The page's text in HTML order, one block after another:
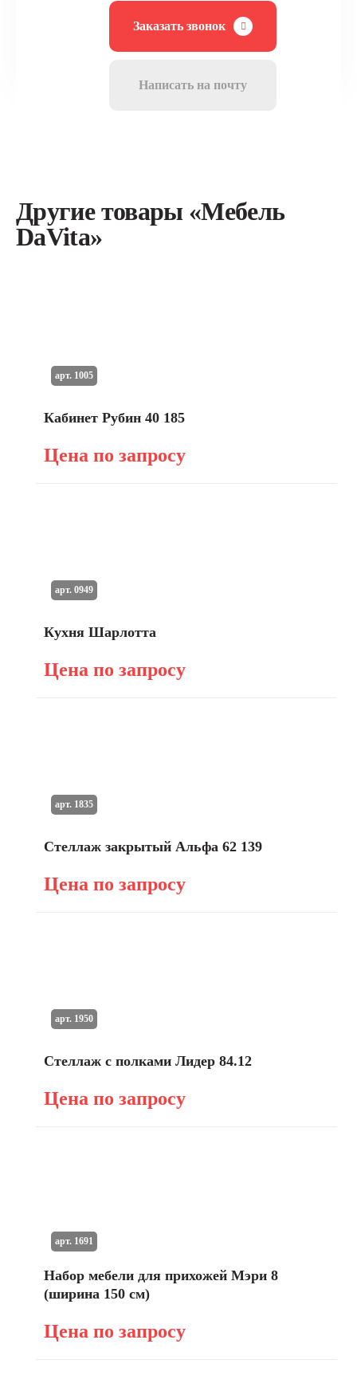
Заказать звонок
Написать на почту
Другие товары «Мебель
DaVita»
Кабинет Рубин 40 185
Цена по запросу
арт. 1005
Кухня Шарлотта
Цена по запросу
арт. 0949
Стеллаж закрытый Альфа 62 139
Цена по запросу
арт. 1835
Стеллаж с полками Лидер 84.12
Цена по запросу
арт. 1950
Набор мебели для прихожей Мэри 8
(ширина 150 см)
Цена по запросу
арт. 1691